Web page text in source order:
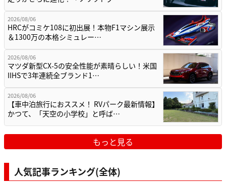
2026/08/06
HRCがコミケ108に初出展！本物F1マシン展示
＆1300万の本格シミュレー…
2026/08/06
マツダ新型CX-5の安全性能が素晴らしい！米国
IIHSで3年連続全ブランド1…
2026/08/06
【車中泊旅行におススメ！ RVパーク最新情報】
かつて、「天空の小学校」と呼ば…
もっと見る
人気記事ランキング(全体)